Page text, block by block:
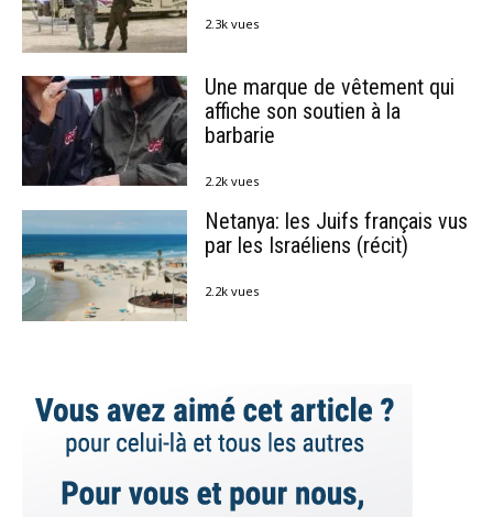
2.3k vues
Une marque de vêtement qui
affiche son soutien à la
barbarie
2.2k vues
Netanya: les Juifs français vus
par les Israéliens (récit)
2.2k vues